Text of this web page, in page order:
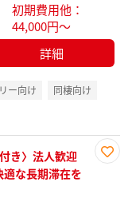
初期費用他：
44,000円～
詳細
ー向け
同棲向け
き〉法人歓迎
な長期滞在を